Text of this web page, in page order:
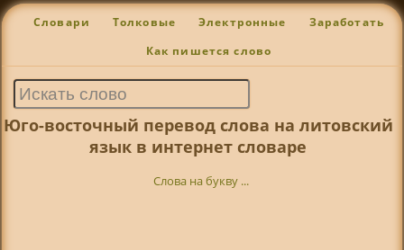
Словари Толковые Электронные Заработать
Как пишется слово
Юго-восточный перевод слова на литовский
язык в интернет словаре
Слова на букву ...